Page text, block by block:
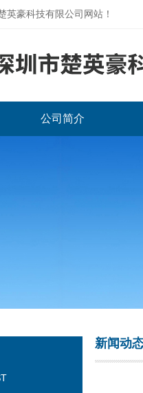
英豪科技有限公司网站！
司
公司简介
新闻动